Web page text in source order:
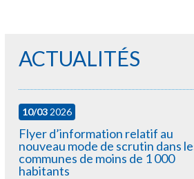
ACTUALITÉS
10/032026
Flyer d’information relatif au
nouveau mode de scrutin dans
communes de moins de 1 000
habitants